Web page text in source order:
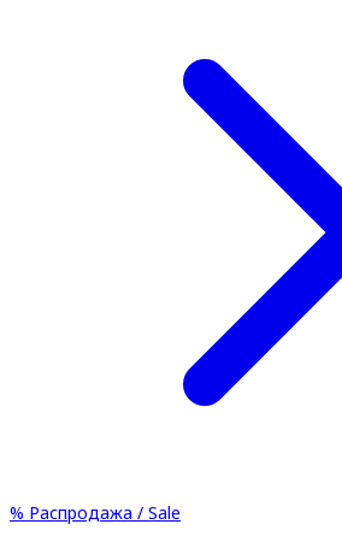
% Распродажа / Sale